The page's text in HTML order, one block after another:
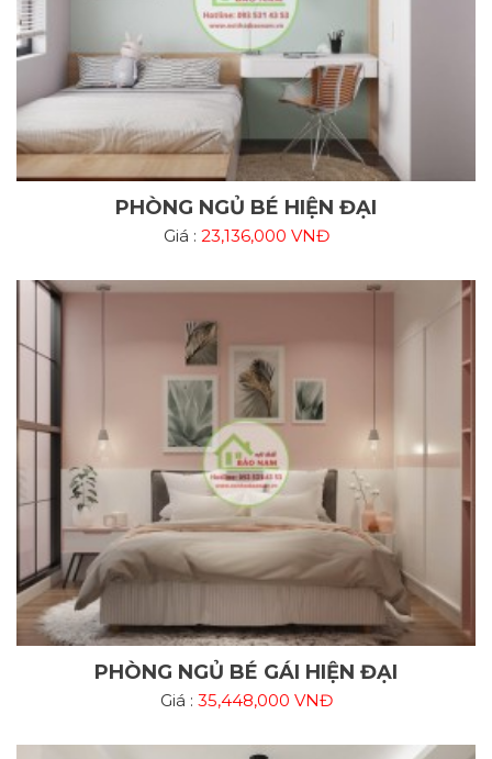
PHÒNG NGỦ BÉ HIỆN ĐẠI
Giá : 23,136,000 VNĐ
PHÒNG NGỦ BÉ GÁI HIỆN ĐẠI
Giá : 35,448,000 VNĐ